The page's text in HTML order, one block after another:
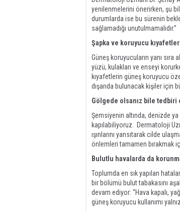
yenilenmelerini önerirken, şu
durumlarda ise bu sürenin
sağlamadığı unutulmamalıdır.”
Şapka ve koruyucu
Güneş koruyucuların yanı
yüzü, kulakları ve enseyi
kıyafetlerin güneş koruyucu
dışarıda bulunacak kişiler için
Gölgede olsanız bile tedbiri
Şemsiyenin altında, denizde
kapılabiliyoruz. Dermatoloji
ışınlarını yansıtarak cilde
önlemleri tamamen bırakmak
Bulutlu havalarda da
Toplumda en sık yapılan
bir bölümü bulut tabakasını
devam ediyor: “Hava kapalı,
güneş koruyucu kullanımı